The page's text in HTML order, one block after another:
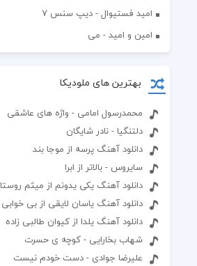
اميد فستيوال - ديپ سنس ۷
امین و امید - می
بهترین های ملودیکا
محمدرسول امامی - واژه های عاشقی
دلتنگیا - نادر شایگان
دانلود آهنگ پرسه از موجا بند
سایروس - بالاتر از ابرا
دانلود آهنگ یکی یدونم از میثم روستا
دانلود آهنگ یاسان لایقی از بی خوابی
دانلود آهنگ یلدا از کیوان طالبی زاده
شهاب بخارایی - کوچه ی حسرت
علیرضا جوادی - دست خودم نیست